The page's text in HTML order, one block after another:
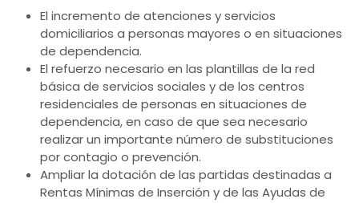
El incremento de atenciones y servicios
domiciliarios a personas mayores o en situaciones
de dependencia.
El refuerzo necesario en las plantillas de la red
básica de servicios sociales y de los centros
residenciales de personas en situaciones de
dependencia, en caso de que sea necesario
realizar un importante número de substituciones
por contagio o prevención.
Ampliar la dotación de las partidas destinadas a
Rentas Mínimas de Inserción y de las Ayudas de